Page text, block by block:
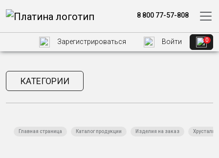
8 800 77-57-808
Зарегистрироваться Войти 0
КАТЕГОРИИ
Главная страница Каталог продукции Изделия на заказ